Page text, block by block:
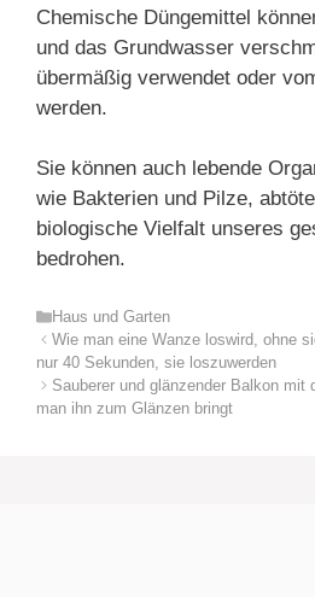
Chemische Düngemittel
und das Grundwasser
übermäßig verwendet oder
werden.
Sie können auch lebende
wie Bakterien und Pilze,
biologische Vielfalt unseres
bedrohen.
Kategorien
Haus und Garten
Wie man eine Wanze loswird, ohne
nur 40 Sekunden, sie loszuwerden
Sauberer und glänzender Balkon mit
man ihn zum Glänzen bringt